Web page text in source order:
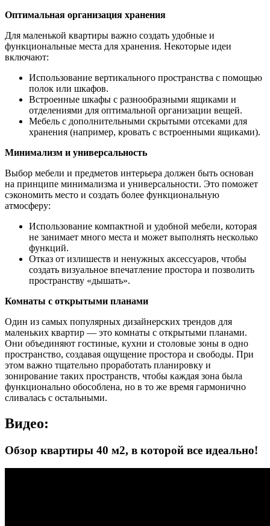
Оптимальная организация хранения
Для маленькой квартиры важно создать удобные и
функциональные места для хранения. Некоторые идеи
включают:
Использование вертикального пространства с помощью
полок или шкафов.
Встроенные шкафы с разнообразными ящиками и
отделениями для оптимальной организации вещей.
Мебель с дополнительными скрытыми отсеками для
хранения (например, кровать с встроенными ящиками).
Минимализм и универсальность
Выбор мебели и предметов интерьера должен быть основан
на принципе минимализма и универсальности. Это поможет
сэкономить место и создать более функциональную
атмосферу:
Использование компактной и удобной мебели, которая
не занимает много места и может выполнять несколько
функций.
Отказ от излишеств и ненужных аксессуаров, чтобы
создать визуальное впечатление простора и позволить
пространству «дышать».
Комнаты с открытыми планами
Один из самых популярных дизайнерских трендов для
маленьких квартир — это комнаты с открытыми планами.
Они объединяют гостиные, кухни и столовые зоны в одно
пространство, создавая ощущение простора и свободы. При
этом важно тщательно проработать планировку и
зонирование таких пространств, чтобы каждая зона была
функционально обособлена, но в то же время гармонично
сливалась с остальными.
Видео:
Обзор квартиры 40 м2, в которой все идеально!